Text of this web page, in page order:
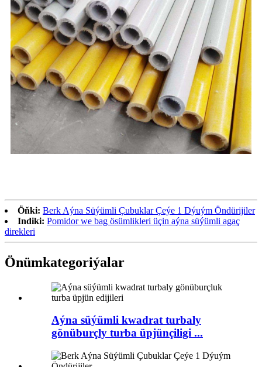
Öňki: Berk Aýna Süýümli Çubuklar Çeýe 1 Dýuým Öndürijiler
Indiki: Pomidor we bag ösümlikleri üçin aýna süýümli agaç
direkleri
Önümkategoriýalar
Aýna süýümli kwadrat turbaly
gönüburçly turba üpjünçiligi ...